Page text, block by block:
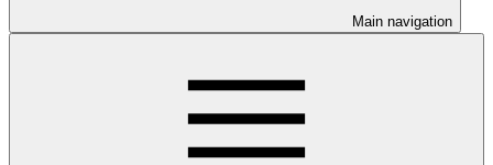
Main navigation